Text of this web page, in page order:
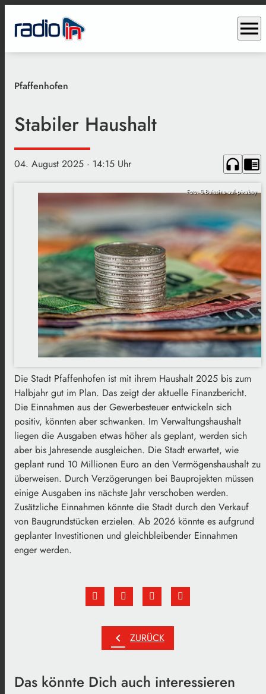
menu
Pfaffenhofen
Stabiler Haushalt
04. August 2025 · 14:15 Uhr headphones chrome_reader_mode
Foto: S.Buissine auf pixabay
Die Stadt Pfaffenhofen ist mit ihrem Haushalt 2025 bis zum
Halbjahr gut im Plan. Das zeigt der aktuelle Finanzbericht.
Die Einnahmen aus der Gewerbesteuer entwickeln sich
positiv, könnten aber schwanken. Im Verwaltungshaushalt
liegen die Ausgaben etwas höher als geplant, werden sich
aber bis Jahresende ausgleichen. Die Stadt erwartet, wie
geplant rund 10 Millionen Euro an den Vermögenshaushalt zu
überweisen. Durch Verzögerungen bei Bauprojekten müssen
einige Ausgaben ins nächste Jahr verschoben werden.
Zusätzliche Einnahmen könnte die Stadt durch den Verkauf
von Baugrundstücken erzielen. Ab 2026 könnte es aufgrund
geplanter Investitionen und gleichbleibender Einnahmen
enger werden.
chevron_left ZURÜCK
Das könnte Dich auch interessieren